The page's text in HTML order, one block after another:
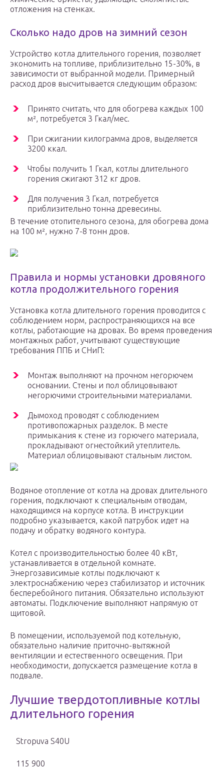
отложения на стенках.
Сколько надо дров на зимний сезон
Устройство котла длительного горения, позволяет
экономить на топливе, приблизительно 15-30%, в
зависимости от выбранной модели. Примерный
расход дров высчитывается следующим образом:
Принято считать, что для обогрева каждых 100
м², потребуется 3 Гкал/мес.
При сжигании килограмма дров, выделяется
3200 ккал.
Чтобы получить 1 Гкал, котлы длительного
горения сжигают 312 кг дров.
Для получения 3 Гкал, потребуется
приблизительно тонна древесины.
В течение отопительного сезона, для обогрева дома
на 100 м², нужно 7-8 тонн дров.
Правила и нормы установки дровяного
котла продолжительного горения
Установка котла длительного горения проводится с
соблюдением норм, распространяющихся на все
котлы, работающие на дровах. Во время проведения
монтажных работ, учитывают существующие
требования ППБ и СНиП:
Монтаж выполняют на прочном негорючем
основании. Стены и пол облицовывают
негорючими строительными материалами.
Дымоход проводят с соблюдением
противопожарных разделок. В месте
примыкания к стене из горючего материала,
прокладывают огнестойкий утеплитель.
Материал облицовывают стальным листом.
Водяное отопление от котла на дровах длительного
горения, подключают к специальным отводам,
находящимся на корпусе котла. В инструкции
подробно указывается, какой патрубок идет на
подачу и обратку водяного контура.
Котел с производительностью более 40 кВт,
устанавливается в отдельной комнате.
Энергозависимые котлы подключают к
электроснабжению через стабилизатор и источник
бесперебойного питания. Обязательно используют
автоматы. Подключение выполняют напрямую от
щитовой.
В помещении, используемой под котельную,
обязательно наличие приточно-вытяжной
вентиляции и естественного освещения. При
необходимости, допускается размещение котла в
подвале.
Лучшие твердотопливные котлы
длительного горения
Stropuva S40U
115 900